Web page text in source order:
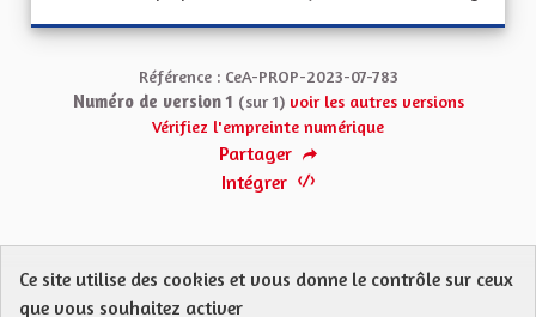
Référence : CeA-PROP-2023-07-783
Numéro de version 1 (sur 1) voir les autres versions
Vérifiez l'empreinte numérique
Partager
Intégrer
Protection des Données
Ce site utilise des cookies et vous donne le contrôle sur ceux
que vous souhaitez activer